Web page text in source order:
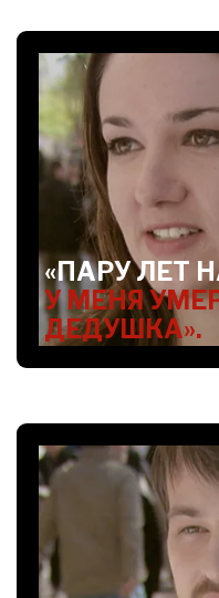
«ПАРУ ЛЕТ
У МЕНЯ
ДЕДУШКА».